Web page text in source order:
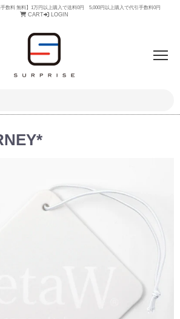
数料 無料】1万円以上購入で送料0円 5,000円以上購入で代引手数料0円
CART LOGIN